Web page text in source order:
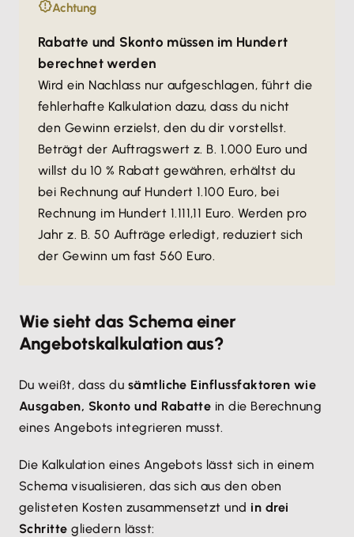
Achtung
Rabatte und Skonto müssen im Hundert
berechnet werden
Wird ein Nachlass nur aufgeschlagen, führt die
fehlerhafte Kalkulation dazu, dass du nicht
den Gewinn erzielst, den du dir vorstellst.
Beträgt der Auftragswert z. B. 1.000 Euro und
willst du 10 % Rabatt gewähren, erhältst du
bei Rechnung auf Hundert 1.100 Euro, bei
Rechnung im Hundert 1.111,11 Euro. Werden pro
Jahr z. B. 50 Aufträge erledigt, reduziert sich
der Gewinn um fast 560 Euro.
Wie sieht das Schema einer
Angebotskalkulation aus?
Du weißt, dass du sämtliche Einflussfaktoren wie
Ausgaben, Skonto und Rabatte in die Berechnung
eines Angebots integrieren musst.
Die Kalkulation eines Angebots lässt sich in einem
Schema visualisieren, das sich aus den oben
gelisteten Kosten zusammensetzt und in drei
Schritte gliedern lässt: